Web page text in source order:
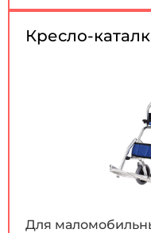
Кресло-
Для